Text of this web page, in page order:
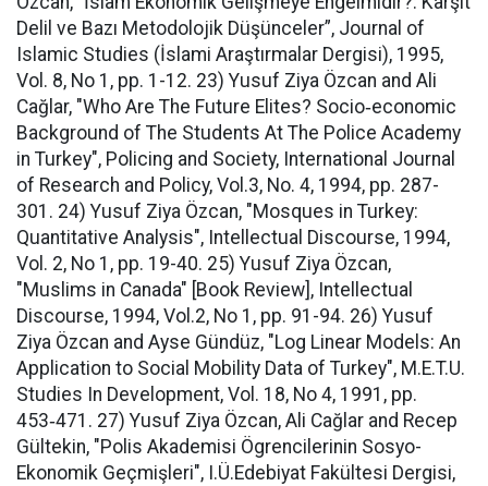
Delil ve Bazı Metodolojik Düşünceler”, Journal of
Islamic Studies (İslami Araştırmalar Dergisi), 1995,
Vol. 8, No 1, pp. 1-12. 23) Yusuf Ziya Özcan and Ali
Cağlar, "Who Are The Future Elites? Socio‑economic
Background of The Students At The Police Academy
in Turkey", Policing and Society, International Journal
of Research and Policy, Vol.3, No. 4, 1994, pp. 287-
301. 24) Yusuf Ziya Özcan, "Mosques in Turkey:
Quantitative Analysis", Intellectual Discourse, 1994,
Vol. 2, No 1, pp. 19-40. 25) Yusuf Ziya Özcan,
"Muslims in Canada" [Book Review], Intellectual
Discourse, 1994, Vol.2, No 1, pp. 91-94. 26) Yusuf
Ziya Özcan and Ayse Gündüz, "Log Linear Models: An
Application to Social Mobility Data of Turkey", M.E.T.U.
Studies In Development, Vol. 18, No 4, 1991, pp.
453‑471. 27) Yusuf Ziya Özcan, Ali Cağlar and Recep
Gültekin, "Polis Akademisi Ögrencilerinin Sosyo-
Ekonomik Geçmişleri", I.Ü.Edebiyat Fakültesi Dergisi,